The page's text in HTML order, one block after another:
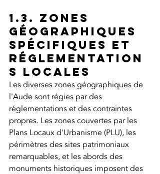
1.3. Zones
géographiques
spécifiques et
réglementation
s locales
Les diverses zones géographiques de
l'Aude sont régies par des
réglementations et des contraintes
propres. Les zones couvertes par les
Plans Locaux d'Urbanisme (PLU), les
périmètres des sites patrimoniaux
remarquables, et les abords des
monuments historiques imposent des